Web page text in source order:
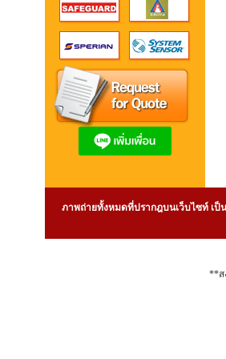
ภาพถ่ายทั้งหมดที่ปรากฎบนเว็บไซท์ เ
**ส